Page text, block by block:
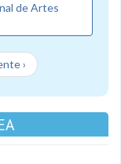
de Artes
›